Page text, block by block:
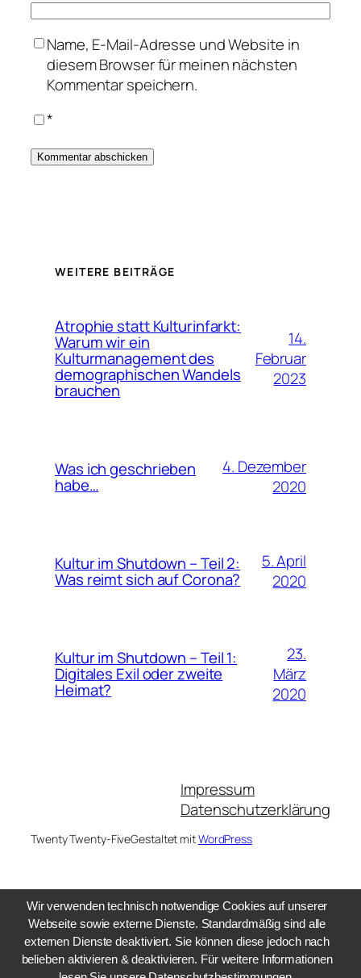
Name, E-Mail-Adresse und Website in
diesem Browser für meinen nächsten
Kommentar speichern.
*
WEITERE BEITRÄGE
Atrophie statt Kulturinfarkt:
Warum wir ein
Kulturmanagement des
demographischen Wandels
brauchen
14.
Februar
2023
Was ich geschrieben
habe…
4. Dezember
2020
Kultur im Shutdown – Teil 2:
Was reimt sich auf Corona?
5. April
2020
Kultur im Shutdown – Teil 1:
Digitales Exil oder zweite
Heimat?
23.
März
2020
Impressum
Datenschutzerklärung
Twenty Twenty-FiveGestaltet mitWordPress
Wir verwenden technisch notwendige Cookies auf unserer
Webseite sowie externe Dienste. Standardmäßig sind alle
externen Dienste deaktiviert. Sie können diese jedoch nach
belieben aktivieren & deaktivieren. Für weitere Informationen